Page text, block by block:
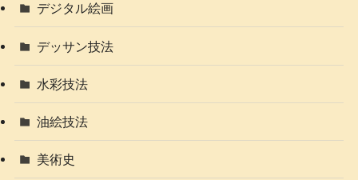
デジタル絵画
デッサン技法
水彩技法
油絵技法
美術史